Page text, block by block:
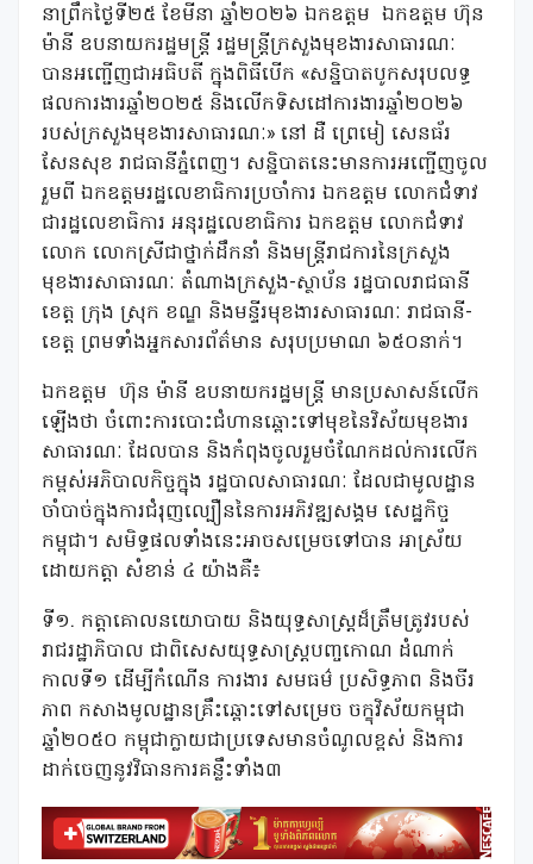
នាព្រឹកថ្ងៃទី២៥ ខែមីនា ឆ្នាំ២០២៦ ឯកឧត្តម ឯកឧត្តម ហ៊ុន
ម៉ានី ឧបនាយករដ្ឋមន្ត្រី រដ្ឋមន្ត្រីក្រសួងមុខងារសាធារណៈ
បានអញ្ជើញជាអធិបតី ក្នុងពិធីបើក «សន្និបាតបូកសរុបលទ្ធ
ផលការងារឆ្នាំ២០២៥ និងលើកទិសដៅការងារឆ្នាំ២០២៦
របស់ក្រសួងមុខងារសាធារណៈ» នៅ ដឺ ព្រេមៀ សេនធ័រ
សែនសុខ រាជធានីភ្នំពេញ។ សន្និបាតនេះមានការអញ្ជើញចូល
រួមពី ឯកឧត្តមរដ្ឋលេខាធិការប្រចាំការ ឯកឧត្តម លោកជំទាវ
ជារដ្ឋលេខាធិការ អនុរដ្ឋលេខាធិការ ឯកឧត្តម លោកជំទាវ
លោក លោកស្រីជាថ្នាក់ដឹកនាំ និងមន្ត្រីរាជការនៃក្រសួង
មុខងារសាធារណៈ តំណាងក្រសួង-ស្ថាប័ន រដ្ឋបាលរាជធានី
ខេត្ត ក្រុង ស្រុក ខណ្ឌ និងមន្ទីរមុខងារសាធារណៈ រាជធានី-
ខេត្ត ព្រមទាំងអ្នកសារព័ត៌មាន សរុបប្រមាណ ៦៥០នាក់។
ឯកឧត្តម ហ៊ុន ម៉ានី ឧបនាយករដ្ឋមន្ត្រី មានប្រសាសន៍លើក
ឡើងថា ចំពោះការបោះជំហានឆ្ពោះទៅមុខនៃវិស័យមុខងារ
សាធារណៈ ដែលបាន និងកំពុងចូលរួមចំណែកដល់ការលើក
កម្ពស់អភិបាលកិច្ចក្នុង រដ្ឋបាលសាធារណៈ ដែលជាមូលដ្ឋាន
ចាំបាច់ក្នុងការជំរុញល្បឿននៃការអភិវឌ្ឍសង្គម សេដ្ឋកិច្ច
កម្ពុជា។ សមិទ្ធផលទាំងនេះអាចសម្រេចទៅបាន អាស្រ័យ
ដោយកត្តា សំខាន់ ៤ យ៉ាងគឺ៖
ទី១. កត្តាគោលនយោបាយ និងយុទ្ធសាស្ត្រដ៏ត្រឹមត្រូវរបស់
រាជរដ្ឋាភិបាល ជាពិសេសយុទ្ធសាស្ត្របញ្ចកោណ ដំណាក់
កាលទី១ ដើម្បីកំណើន ការងារ សមធម៌ ប្រសិទ្ធភាព និងចីរ
ភាព កសាងមូលដ្ឋានគ្រឹះឆ្ពោះទៅសម្រេច ចក្ខុវិស័យកម្ពុជា
ឆ្នាំ២០៥០ កម្ពុជាក្លាយជាប្រទេសមានចំណូលខ្ពស់ និងការ
ដាក់ចេញនូវវិធានការគន្លឹះទាំង៣